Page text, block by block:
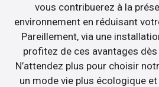
vous contribuerez à la
environnement en réduisant
Pareillement, via une
profitez de ces avantages
N’attendez plus pour choisir
un mode vie plus écologique